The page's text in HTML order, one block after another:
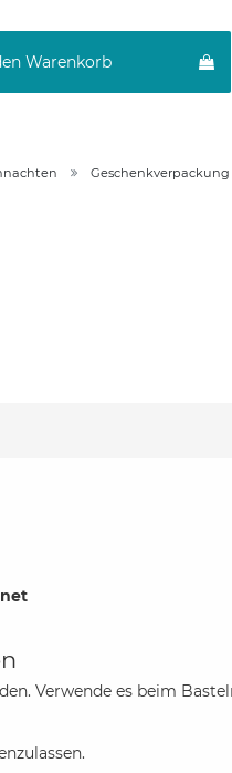
Warenkorb
Geschenkverpackung
Verwende es beim